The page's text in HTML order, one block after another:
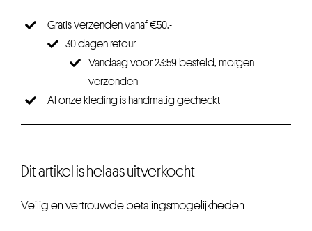
Gratis verzenden vanaf €50,-
30 dagen retour
Vandaag voor 23:59 besteld, morgen
verzonden
Al onze kleding is handmatig gecheckt
Dit artikel is helaas uitverkocht
Veilig en vertrouwde betalingsmogelijkheden